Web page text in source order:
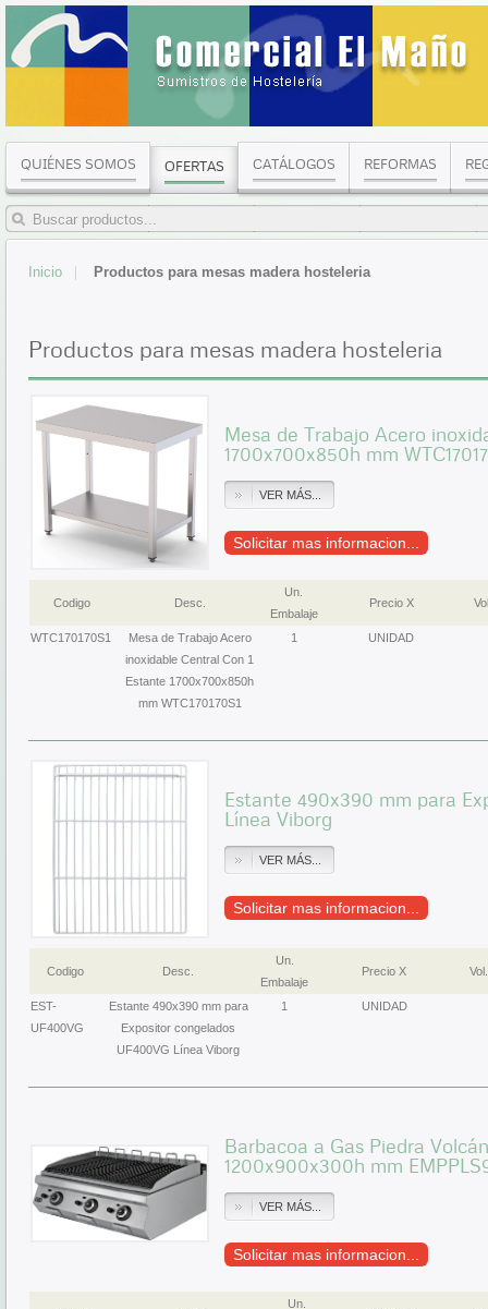
QUIÉNES SOMOS OFERTAS CATÁLOGOS REFORMAS
Inicio Productos para mesas madera hosteleria
Productos para mesas madera hosteleria
Mesa de Trabajo Acero
1700x700x850h mm
VER MÁS...
Solicitar mas informacion...
Codigo Desc.
Un.
Embalaje
Precio X
WTC170170S1
Mesa de Trabajo Acero
inoxidable Central Con 1
Estante 1700x700x850h
mm WTC170170S1
1 UNIDAD
Estante 490x390 mm para
Línea Viborg
VER MÁS...
Solicitar mas informacion...
Codigo Desc.
Un.
Embalaje
Precio X Vol.
EST-
UF400VG
Estante 490x390 mm para
Expositor congelados
UF400VG Línea Viborg
1 UNIDAD
Barbacoa a Gas Piedra
1200x900x300h mm
VER MÁS...
Solicitar mas informacion...
Un.